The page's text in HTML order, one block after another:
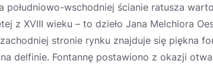
wschodniej ścianie ratusza
z XVIII wieku – to dzieło Jana Melchiora
stronie rynku znajduje się piękna
delfinie. Fontannę postawiono z okazji